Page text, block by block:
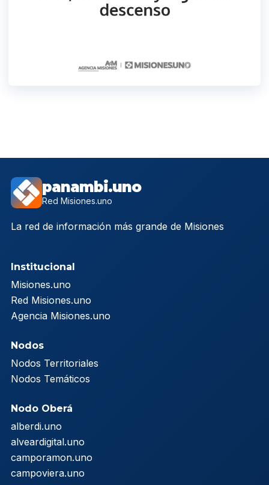
panambi.uno
Red Misiones.uno
La red de información más grande de Misiones
Institucional
Misiones.uno
Red Misiones.uno
Agencia Misiones.uno
Nodos
Nodos Territoriales
Nodos Temáticos
Nodo Oberá
alberdi.uno
alveardigital.uno
camporamon.uno
campoviera.uno